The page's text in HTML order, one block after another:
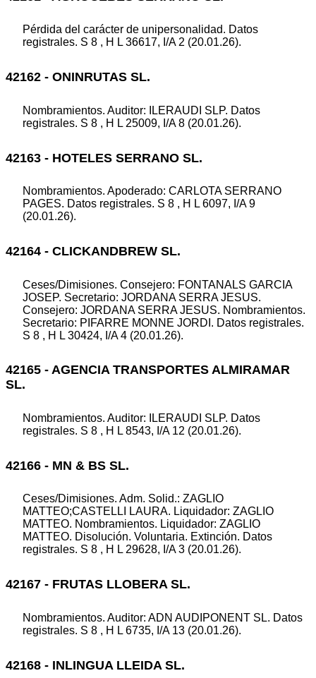
Pérdida del carácter de unipersonalidad. Datos
registrales. S 8 , H L 36617, I/A 2 (20.01.26).
42162 - ONINRUTAS SL.
Nombramientos. Auditor: ILERAUDI SLP. Datos
registrales. S 8 , H L 25009, I/A 8 (20.01.26).
42163 - HOTELES SERRANO SL.
Nombramientos. Apoderado: CARLOTA SERRANO
PAGES. Datos registrales. S 8 , H L 6097, I/A 9
(20.01.26).
42164 - CLICKANDBREW SL.
Ceses/Dimisiones. Consejero: FONTANALS GARCIA
JOSEP. Secretario: JORDANA SERRA JESUS.
Consejero: JORDANA SERRA JESUS. Nombramientos.
Secretario: PIFARRE MONNE JORDI. Datos registrales.
S 8 , H L 30424, I/A 4 (20.01.26).
42165 - AGENCIA TRANSPORTES ALMIRAMAR
SL.
Nombramientos. Auditor: ILERAUDI SLP. Datos
registrales. S 8 , H L 8543, I/A 12 (20.01.26).
42166 - MN & BS SL.
Ceses/Dimisiones. Adm. Solid.: ZAGLIO
MATTEO;CASTELLI LAURA. Liquidador: ZAGLIO
MATTEO. Nombramientos. Liquidador: ZAGLIO
MATTEO. Disolución. Voluntaria. Extinción. Datos
registrales. S 8 , H L 29628, I/A 3 (20.01.26).
42167 - FRUTAS LLOBERA SL.
Nombramientos. Auditor: ADN AUDIPONENT SL. Datos
registrales. S 8 , H L 6735, I/A 13 (20.01.26).
42168 - INLINGUA LLEIDA SL.